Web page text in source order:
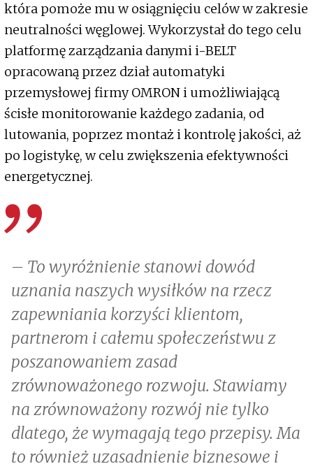
która pomoże mu w osiągnięciu celów w zakresie
neutralności węglowej. Wykorzystał do tego celu
platformę zarządzania danymi i-BELT
opracowaną przez dział automatyki
przemysłowej firmy OMRON i umożliwiającą
ścisłe monitorowanie każdego zadania, od
lutowania, poprzez montaż i kontrolę jakości, aż
po logistykę, w celu zwiększenia efektywności
energetycznej.
– To wyróżnienie stanowi dowód
uznania naszych wysiłków na rzecz
zapewniania korzyści klientom,
partnerom i całemu społeczeństwu z
poszanowaniem zasad
zrównoważonego rozwoju. Stawiamy
na zrównoważony rozwój nie tylko
dlatego, że wymagają tego przepisy. Ma
to również uzasadnienie biznesowe i